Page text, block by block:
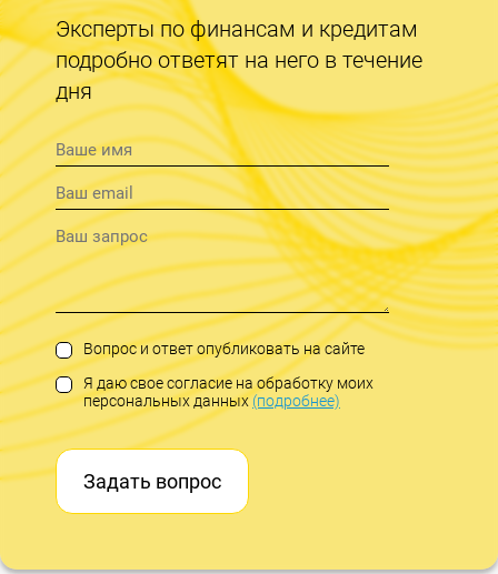
Эксперты по финансам и кредитам
подробно ответят на него в течение
дня
Вопрос и ответ опубликовать на сайте
Я даю свое согласие на обработку моих
персональных данных(подробнее)
Задать вопрос